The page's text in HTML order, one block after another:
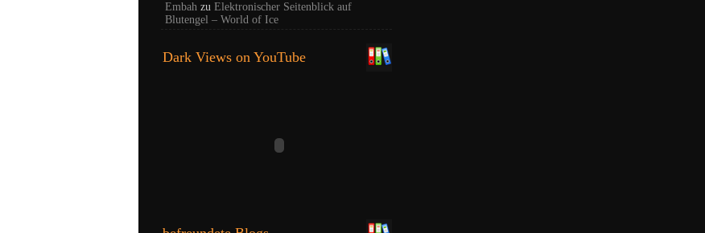
Embah zu Elektronischer Seitenblick auf
Blutengel – World of Ice
Dark Views on YouTube